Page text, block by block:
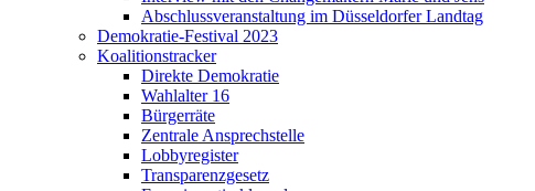
Abschlussveranstaltung im Düsseldorfer Landtag
Demokratie-Festival 2023
Koalitionstracker
Direkte Demokratie
Wahlalter 16
Bürgerräte
Zentrale Ansprechstelle
Lobbyregister
Transparenzgesetz